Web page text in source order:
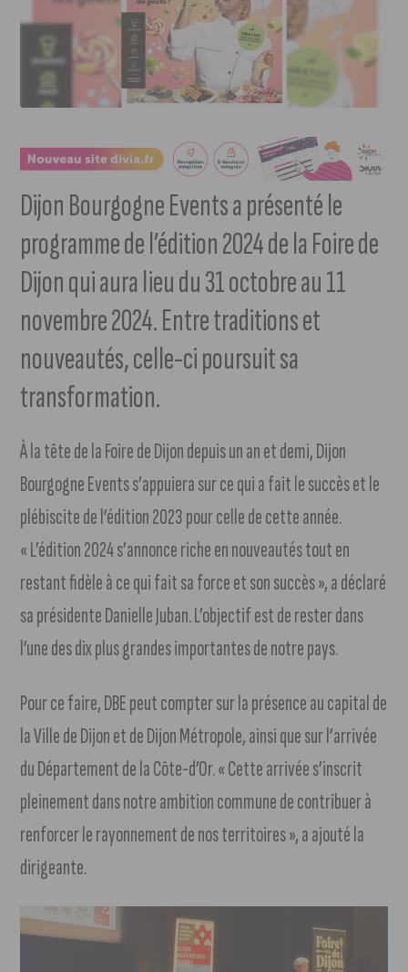
Dijon Bourgogne Events a présenté le
programme de l’édition 2024 de la Foire de
Dijon qui aura lieu du 31 octobre au 11
novembre 2024. Entre traditions et
nouveautés, celle-ci poursuit sa
transformation.
À la tête de la Foire de Dijon depuis un an et demi, Dijon
Bourgogne Events s’appuiera sur ce qui a fait le succès et le
plébiscite de l’édition 2023 pour celle de cette année.
« L’édition 2024 s’annonce riche en nouveautés tout en
restant fidèle à ce qui fait sa force et son succès », a déclaré
sa présidente Danielle Juban. L’objectif est de rester dans
l’une des dix plus grandes importantes de notre pays.
Pour ce faire, DBE peut compter sur la présence au capital de
la Ville de Dijon et de Dijon Métropole, ainsi que sur l’arrivée
du Département de la Côte-d’Or. « Cette arrivée s’inscrit
pleinement dans notre ambition commune de contribuer à
renforcer le rayonnement de nos territoires », a ajouté la
dirigeante.